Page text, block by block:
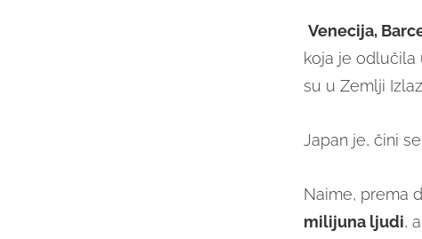
Venecija,
koja je odlučila
su u Zemlji
Japan je, čini
Naime, prema
milijuna ljudi,